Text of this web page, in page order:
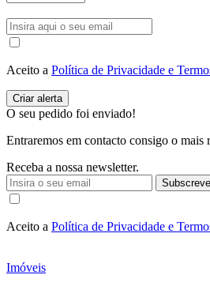
Aceito a Política de Privacidade e
O seu pedido foi enviado!
Entraremos em contacto consigo o mais
Receba a nossa newsletter.
Aceito a Política de Privacidade e
Imóveis